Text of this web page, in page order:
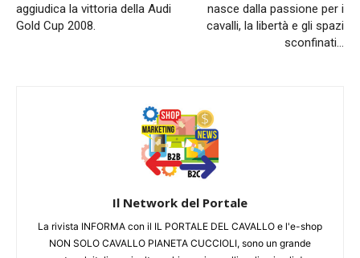
aggiudica la vittoria della Audi
Gold Cup 2008.
nasce dalla passione per i
cavalli, la libertà e gli spazi
sconfinati…
Il Network del Portale
La rivista INFORMA con il IL PORTALE DEL CAVALLO e l'e-shop
NON SOLO CAVALLO PIANETA CUCCIOLI, sono un grande